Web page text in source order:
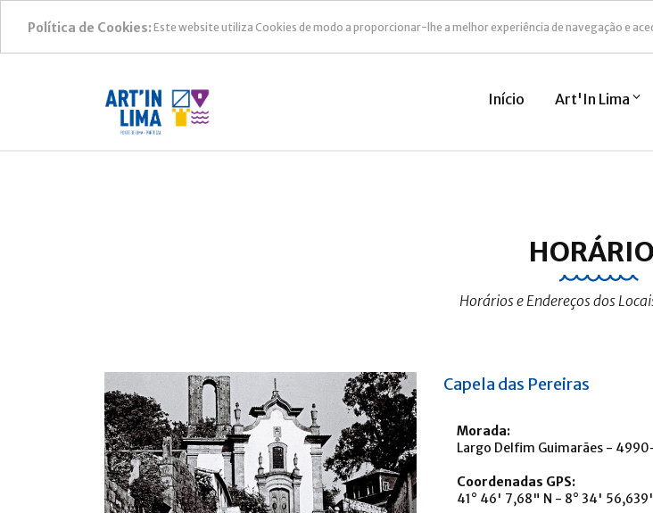
Política de Cookies: Este website utiliza Cookies de modo a proporcionar-lhe a melhor experiência de navegação e
Início Art'In Lima
Horários e Endereços dos
Capela das Pereiras
Morada:
Largo Delfim Guimarães -
Coordenadas GPS:
41° 46' 7,68" N - 8° 34'